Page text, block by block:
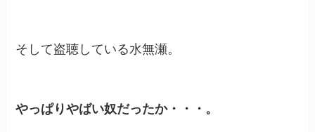
そして盗聴している水無瀬。
やっぱりやばい奴だったか・・・。